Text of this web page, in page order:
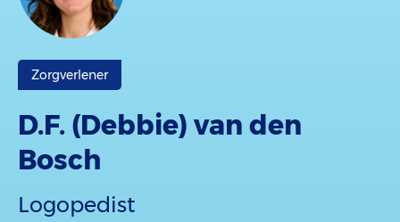
Zorgverlener
D.F. (Debbie) van den
Bosch
Logopedist